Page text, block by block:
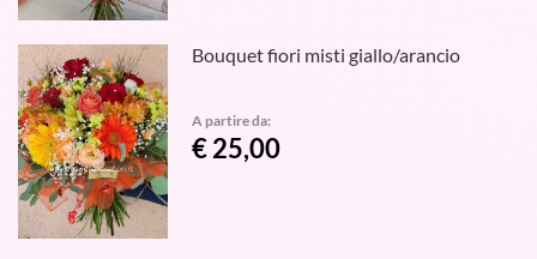
Bouquet fiori misti giallo/arancio
A partire da:
€ 25,00